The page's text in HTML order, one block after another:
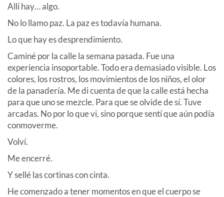
Allí hay… algo.
No lo llamo paz. La paz es todavía humana.
Lo que hay es desprendimiento.
Caminé por la calle la semana pasada. Fue una
experiencia insoportable. Todo era demasiado visible. Los
colores, los rostros, los movimientos de los niños, el olor
de la panadería. Me di cuenta de que la calle está hecha
para que uno se mezcle. Para que se olvide de sí. Tuve
arcadas. No por lo que vi, sino porque sentí que aún podía
conmoverme.
Volví.
Me encerré.
Y sellé las cortinas con cinta.
He comenzado a tener momentos en que el cuerpo se